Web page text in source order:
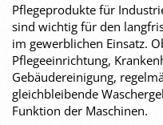
Pflegeprodukte für
sind wichtig für den
im gewerblichen Einsatz.
Pflegeeinrichtung,
Gebäudereinigung,
gleichbleibende
Funktion der Maschinen.